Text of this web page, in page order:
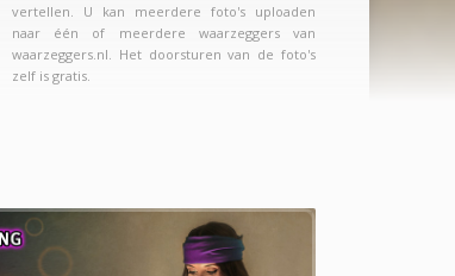
vertellen. U kan meerdere foto's uploaden
naar één of meerdere waarzeggers van
waarzeggers.nl. Het doorsturen van de foto's
zelf is gratis.